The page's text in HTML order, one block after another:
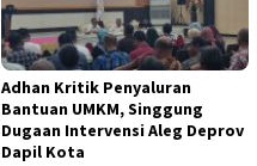
Adhan Kritik Penyaluran
Bantuan UMKM, Singgung
Dugaan Intervensi Aleg Deprov
Dapil Kota